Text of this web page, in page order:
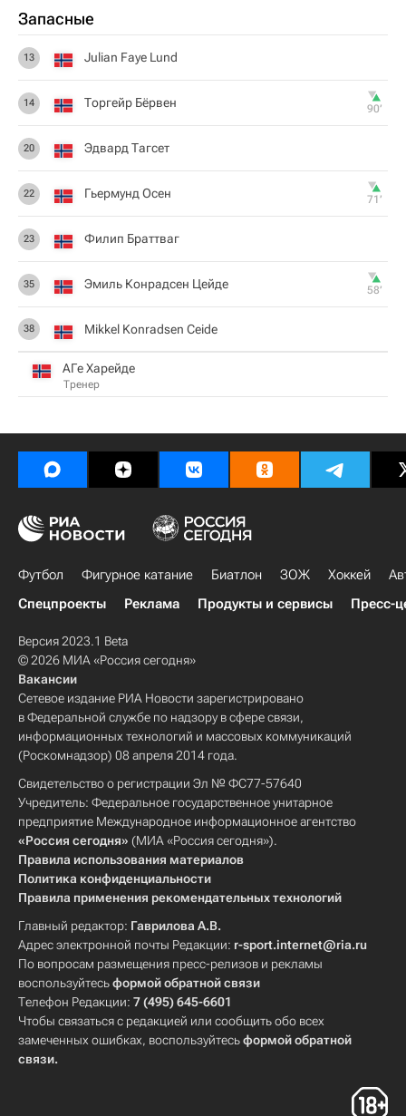
Запасные
13 Julian Faye Lund
14 Торгейр Бёрвен 90‎’‎
20 Эдвард Тагсет
22 Гьермунд Осен 71‎’‎
23 Филип Браттваг
35 Эмиль Конрадсен Цейде 58‎’‎
38 Mikkel Konradsen Ceide
АГе Харейде
Тренер
Футбол Фигурное катание Биатлон ЗОЖ Хоккей
Спецпроекты
Реклама Продукты и сервисы Пресс-
Версия 2023.1 Beta
© 2026 МИА «Россия сегодня»
Вакансии
Сетевое издание РИА Новости зарегистрировано
в Федеральной службе по надзору в сфере связи,
информационных технологий и массовых коммуникаций
(Роскомнадзор) 08 апреля 2014 года.
Свидетельство о регистрации Эл № ФС77-57640
Учредитель: Федеральное государственное унитарное
предприятие Международное информационное агентство
«Россия сегодня» (МИА «Россия сегодня»).
Правила использования материалов
Политика конфиденциальности
Правила применения рекомендательных технологий
Главный редактор: Гаврилова А.В.
Адрес электронной почты Редакции: r-sport.internet@ria.ru
По вопросам размещения пресс-релизов и рекламы
воспользуйтесьформой обратной связи
Телефон Редакции: 7 (495) 645-6601
Чтобы связаться с редакцией или сообщить обо всех
замеченных ошибках, воспользуйтесьформой обратной
связи.